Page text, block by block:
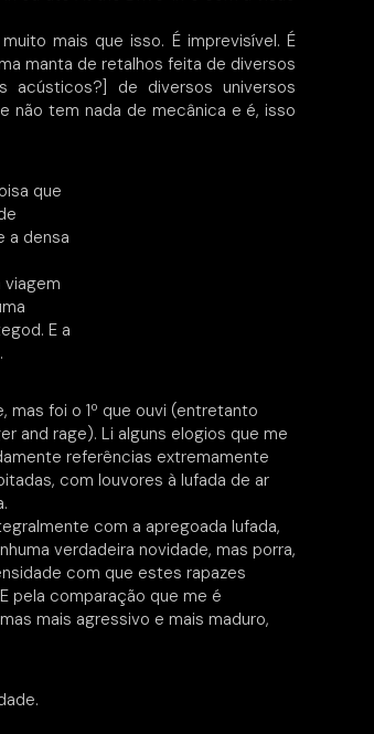
mais que isso. É imprevisível. É
manta de retalhos feita de diversos
acústicos?] de diversos universos
não tem nada de mecânica e é, isso
que
a densa
E a
mas foi o 1º que ouvi (entretanto
and rage). Li alguns elogios que me
referências extremamente
com louvores à lufada de ar
com a apregoada lufada,
verdadeira novidade, mas porra,
com que estes rapazes
pela comparação que me é
mais agressivo e mais maduro,